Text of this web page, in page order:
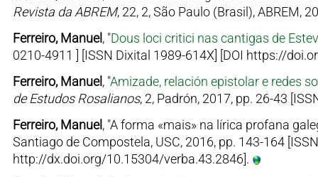
Revista da ABREM, 22, 2, São Paulo (Brasil), ABREM,
Ferreiro, Manuel, "Dous loci critici nas cantigas de
0210-4911 ] [ISSN Dixital 1989-614X] [DOI https://
Ferreiro, Manuel, "Amizade, relación epistolar e redes
de Estudos Rosalianos, 2, Padrón, 2017, pp. 26-43
Ferreiro, Manuel, "A forma «mais» na lírica profana
Santiago de Compostela, USC, 2016, pp. 143-164
http://dx.doi.org/10.15304/verba.43.2846].